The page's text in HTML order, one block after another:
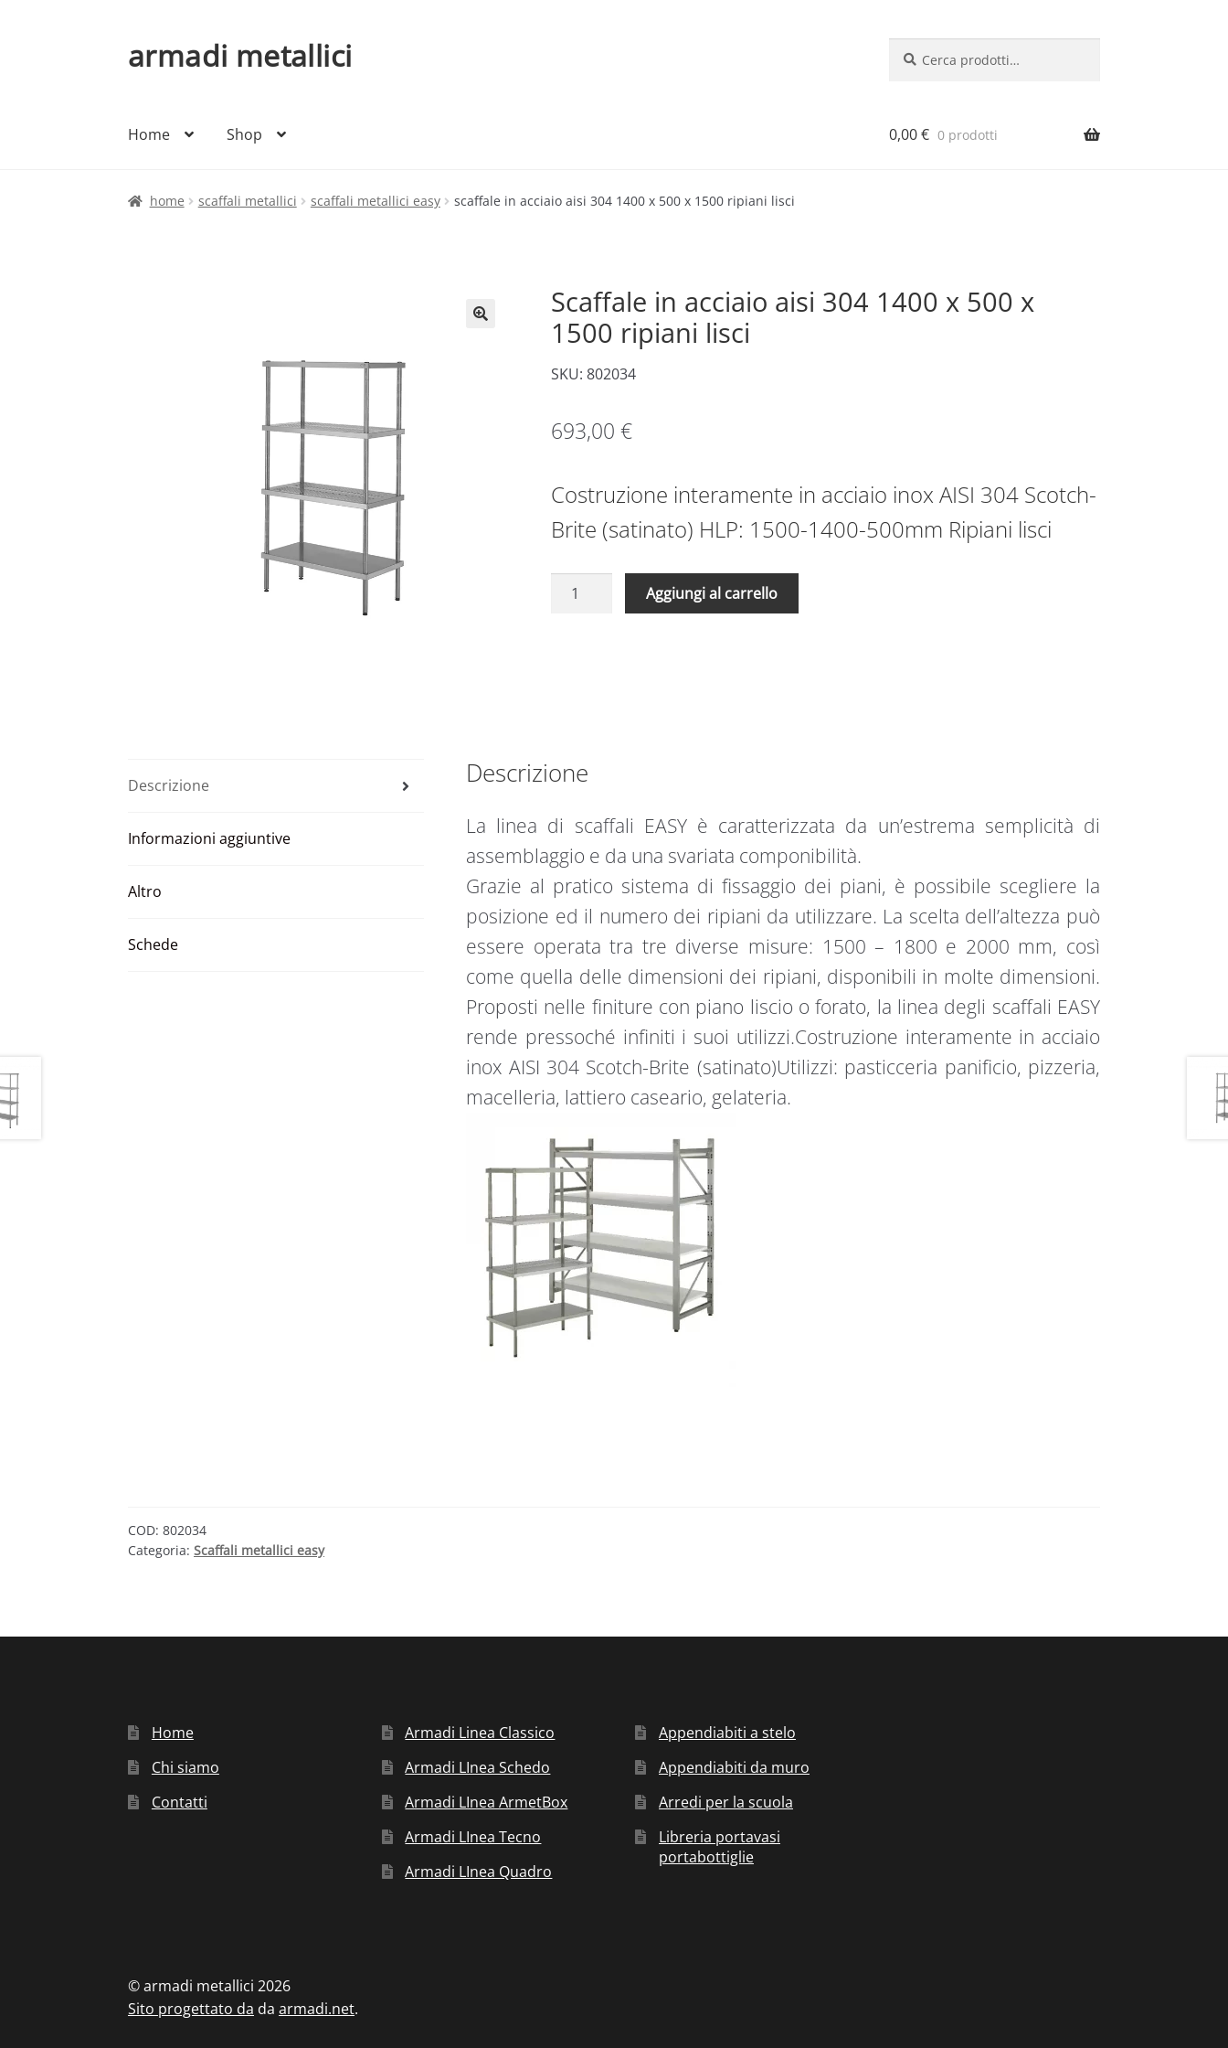
Vai
alla
Vai
al
armadi metallici
Home Shop 0,00€ 0 prodotti
home scaffali metallici scaffali metallici easy scaffale in acciaio aisi 304 1400 x 500 x 1500 ripiani lisci
Scaffale in acciaio aisi 304 1400 x 500 x
1500 ripiani lisci
SKU: 802034
693,00 €
Costruzione interamente in acciaio inox AISI 304 Scotch-
Brite (satinato) HLP: 1500-1400-500mm Ripiani lisci
Scaffale
x
1500
lisci
quantità
Aggiungi al carrello
:
Descrizione
Informazioni aggiuntive
Altro
Schede
Descrizione
La linea di scaffali EASY è caratterizzata da un’estrema semplicità di
assemblaggio e da una svariata componibilità.
Grazie al pratico sistema di fissaggio dei piani, è possibile scegliere la
posizione ed il numero dei ripiani da utilizzare. La scelta dell’altezza può
essere operata tra tre diverse misure: 1500 – 1800 e 2000 mm, così
come quella delle dimensioni dei ripiani, disponibili in molte dimensioni.
Proposti nelle finiture con piano liscio o forato, la linea degli scaffali EASY
rende pressoché infiniti i suoi utilizzi.Costruzione interamente in acciaio
inox AISI 304 Scotch-Brite (satinato)Utilizzi: pasticceria panificio, pizzeria,
macelleria, lattiero caseario, gelateria.
COD:802034
Categoria:Scaffali metallici easy
Home
Chi siamo
Contatti
Armadi Linea Classico
Armadi LInea Schedo
Armadi LInea ArmetBox
Armadi LInea Tecno
Armadi LInea Quadro
Appendiabiti a stelo
Appendiabiti da muro
Arredi per la scuola
Libreria portavasi
portabottiglie
© armadi metallici 2026
Sito progettato da daarmadi.net.